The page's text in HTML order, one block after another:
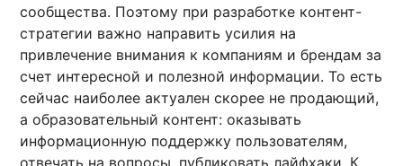
сообщества. Поэтому при разработке контент-
стратегии важно направить усилия на
привлечение внимания к компаниям и брендам за
счет интересной и полезной информации. То есть
сейчас наиболее актуален скорее не продающий,
а образовательный контент: оказывать
информационную поддержку пользователям,
отвечать на вопросы, публиковать лайфхаки. К